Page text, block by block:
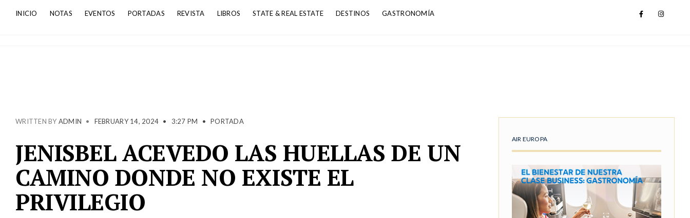
INICIO NOTAS EVENTOS PORTADAS REVISTA LIBROS STATE & REAL ESTATE DESTINOS GASTRONOMÍA
WRITTEN BY ADMIN • FEBRUARY 14, 2024 • 3:27 PM • PORTADA
JENISBEL ACEVEDO LAS HUELLAS DE UN
CAMINO DONDE NO EXISTE EL
PRIVILEGIO
AIR EUROPA